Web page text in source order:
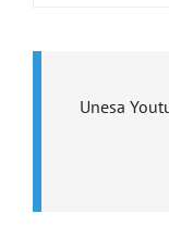
Unesa